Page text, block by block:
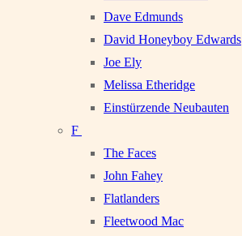
Dave Edmunds
David Honeyboy Edwards
Joe Ely
Melissa Etheridge
Einstürzende Neubauten
F
The Faces
John Fahey
Flatlanders
Fleetwood Mac